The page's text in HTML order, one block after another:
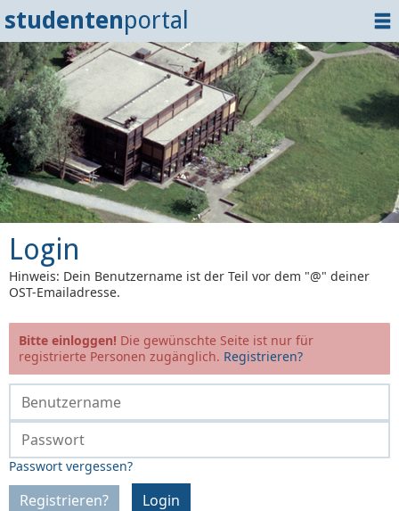
studentenportal
Home
Dokumente
Events
? Tipps
Login
Login
Hinweis: Dein Benutzername ist der Teil vor dem "@" deiner
OST-Emailadresse.
Bitte einloggen! Die gewünschte Seite ist nur für
registrierte Personen zugänglich. Registrieren?
Passwort vergessen?
Registrieren? Login